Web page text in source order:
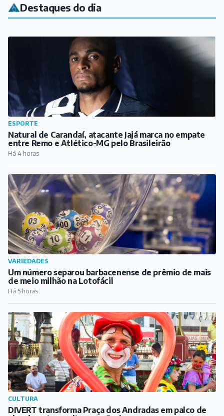
Destaques do dia
ESPORTE
Natural de Carandaí, atacante Jajá marca no empate
entre Remo e Atlético-MG pelo Brasileirão
Há 4 horas
VARIEDADES
Um número separou barbacenense de prêmio de mais
de meio milhão na Lotofácil
Há 5 horas
CULTURA
DIVERT transforma Praça dos Andradas em palco de